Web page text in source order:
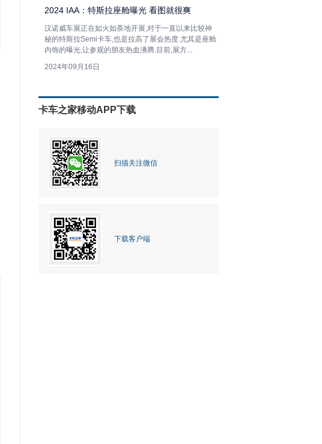
2024 IAA：特斯拉座舱曝光 看图就很爽
汉诺威车展正在如火如荼地开展,对于一直以来比较神
秘的特斯拉Semi卡车,也是拉高了展会热度.尤其是座舱
内饰的曝光,让参观的朋友热血沸腾.目前,展方...
2024年09月16日
卡车之家移动APP下载
扫描关注微信
下载客户端